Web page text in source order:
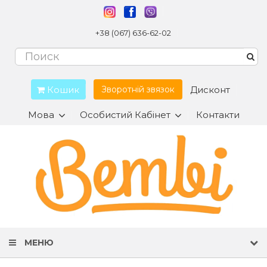
+38 (067) 636-62-02
Кошик Зворотній звязок Дисконт
Мова Особистий Кабінет Контакти
МЕНЮ